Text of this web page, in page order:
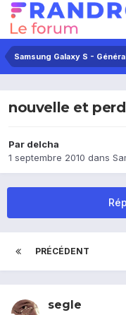
Samsung Galaxy S -
nouvelle et
Par delcha
1 septembre 2010 dans
PRÉCÉDENT
segle